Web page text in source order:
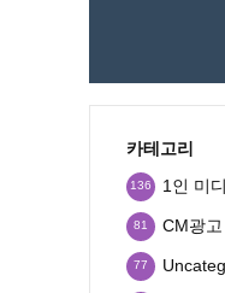
카테고리
1인 미
136
CM광고
81
77